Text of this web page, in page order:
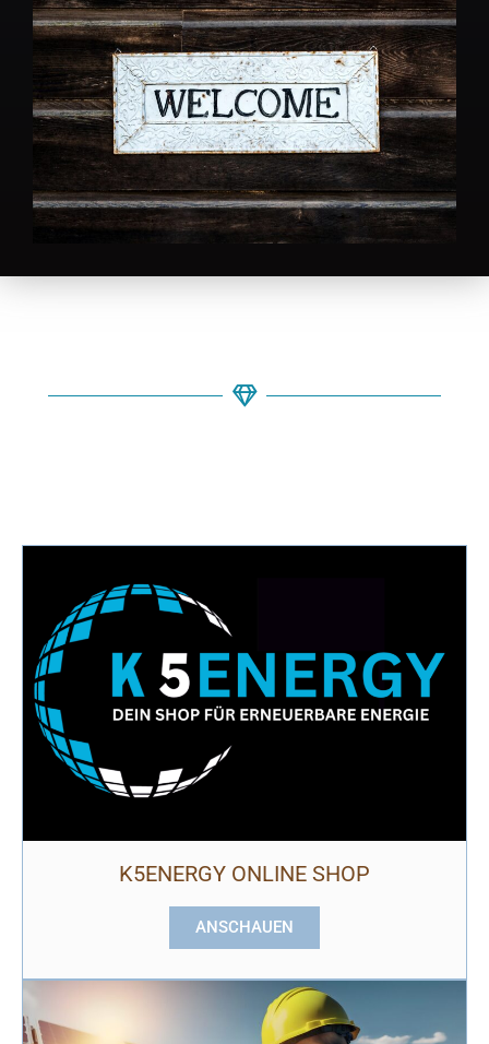
K5ENERGY ONLINE SHOP
ANSCHAUEN